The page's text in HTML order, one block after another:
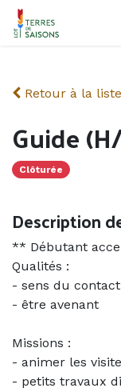
Se rendre au
Retour à la
Guide
Clôturée
Description
** Débutant
Qualités :
- sens du contact
- être avenant
Missions :
- animer les
- petits travaux